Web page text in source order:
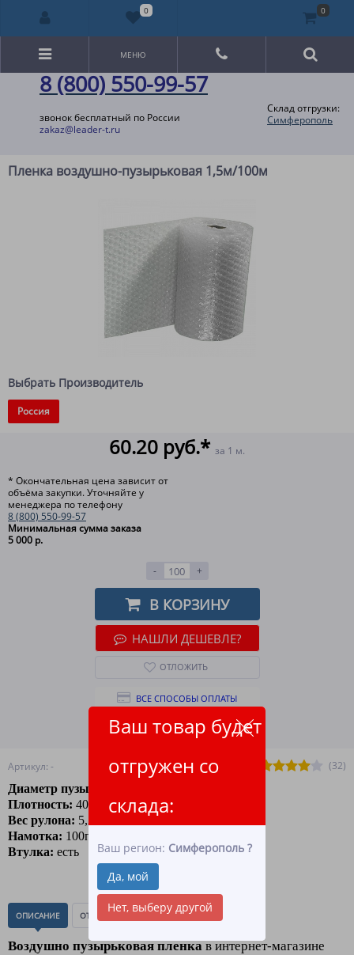
8 (800) 550-99-57
звонок бесплатный по России
zakaz@leader-t.ru
Склад отгрузки:
Симферополь
Ваш товар будет
отгружен со
склада:
Ваш регион: Симферополь ?
Да, мой
Нет, выберу другой
МЕНЮ
Пленка воздушно-пузырьковая 1,5м/100м
Артикул: -
(32)
Диаметр пузырька:
Плотность: 40гр/м2
Вес рулона: 5,25 кг
Намотка: 100п.м.
Втулка: есть
Выбрать Производитель
Россия
60.20 руб.* за 1 м.
* Окончательная цена зависит от
объёма закупки. Уточняйте у
менеджера по телефону
8 (800) 550-99-57
Минимальная сумма заказа
5 000 р.
- +
В КОРЗИНУ
НАШЛИ ДЕШЕВЛЕ?
ОТЛОЖИТЬ
ВСЕ СПОСОБЫ ОПЛАТЫ
ПОДРОБНЕЕ О ДОСТАВКЕ
ОПИСАНИЕ ОТЗЫВЫ
Воздушно пузырьковая пленкав интернет-магазине
0 0